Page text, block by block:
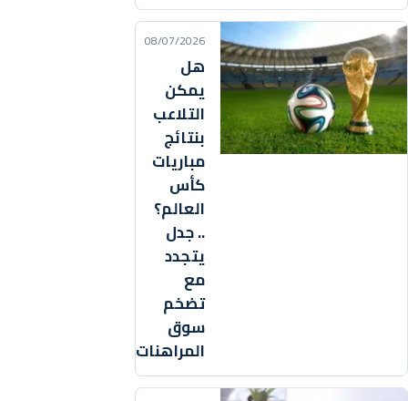
08/07/2026
هل
يمكن
التلاعب
بنتائج
مباريات
كأس
العالم؟
.. جدل
يتجدد
مع
تضخم
سوق
المراهنات